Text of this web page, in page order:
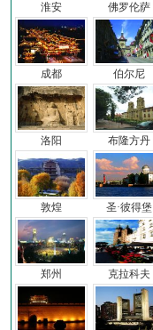
淮安
成都
洛阳
敦煌
郑州
佛罗伦萨
伯尔尼
布隆方丹
圣·彼得堡
克拉科夫
前子